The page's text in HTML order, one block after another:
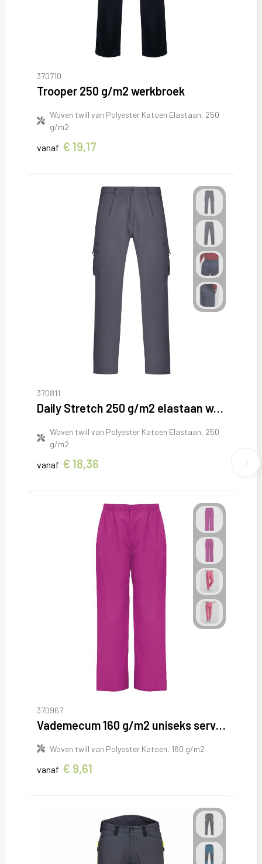
370710
Trooper 250 g/m2 werkbroek
Woven twill van Polyester Katoen Elastaan, 250
g/m2
vanaf € 19,17
370811
Daily Stretch 250 g/m2 elastaan werkbroek
Woven twill van Polyester Katoen Elastaan, 250
g/m2
vanaf € 18,36
370967
Vademecum 160 g/m2 uniseks servicebroek
Woven twill van Polyester Katoen, 160 g/m2
vanaf € 9,61